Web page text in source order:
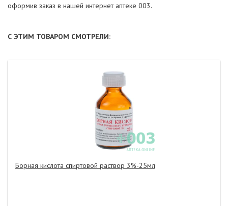
оформив заказ в нашей интернет аптеке 003.
С ЭТИМ ТОВАРОМ СМОТРЕЛИ:
Борная кислота спиртовой раствор 3%-25мл